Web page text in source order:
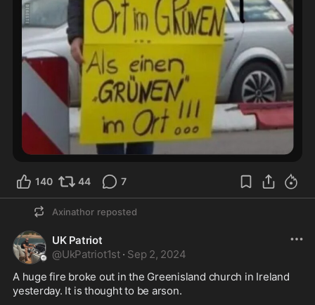
140 44 7
Axinathor reposted
UK Patriot
@UkPatriot1st · Sep 2, 2024
A huge fire broke out in the Greenisland church in Ireland
yesterday. It is thought to be arson.